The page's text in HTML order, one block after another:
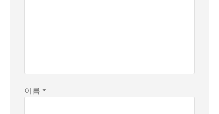
이름 *